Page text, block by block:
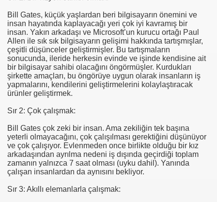
Bill Gates, küçük yaşlardan beri bilgisayarın önemini ve
insan hayatında kaplayacağı yeri çok iyi kavramış bir
insan. Yakın arkadaşı ve Microsoft’un kurucu ortağı Paul
Allen ile sık sık bilgisayarın gelişimi hakkında tartışmışlar,
çeşitli düşünceler geliştirmişler. Bu tartışmaların
sonucunda, ileride herkesin evinde ve işinde kendisine ait
bir bilgisayar sahibi olacağını öngörmüşler. Kurdukları
şirkette amaçları, bu öngörüye uygun olarak insanların iş
yapmalarını, kendilerini geliştirmelerini kolaylaştıracak
ürünler geliştirmek.
Sır 2: Çok çalışmak:
Bill Gates çok zeki bir insan. Ama zekiliğin tek başına
yeterli olmayacağını, çok çalışılması gerektiğini düşünüyor
ve çok çalışıyor. Evlenmeden once birlikte olduğu bir kız
arkadaşından ayrılma nedeni iş dışında geçirdiği toplam
zamanın yalnızca 7 saat olması (uyku dahil). Yanında
çalışan insanlardan da aynısını bekliyor.
Sır 3: Akıllı elemanlarla çalışmak:
- HİDROJEN ENERJİ MRK *NASIL ENGELLENDİ* !!!
-Engellenen Mühendis !!!
Halal Food
AS-DER.
TARİHİ MÜZESİ